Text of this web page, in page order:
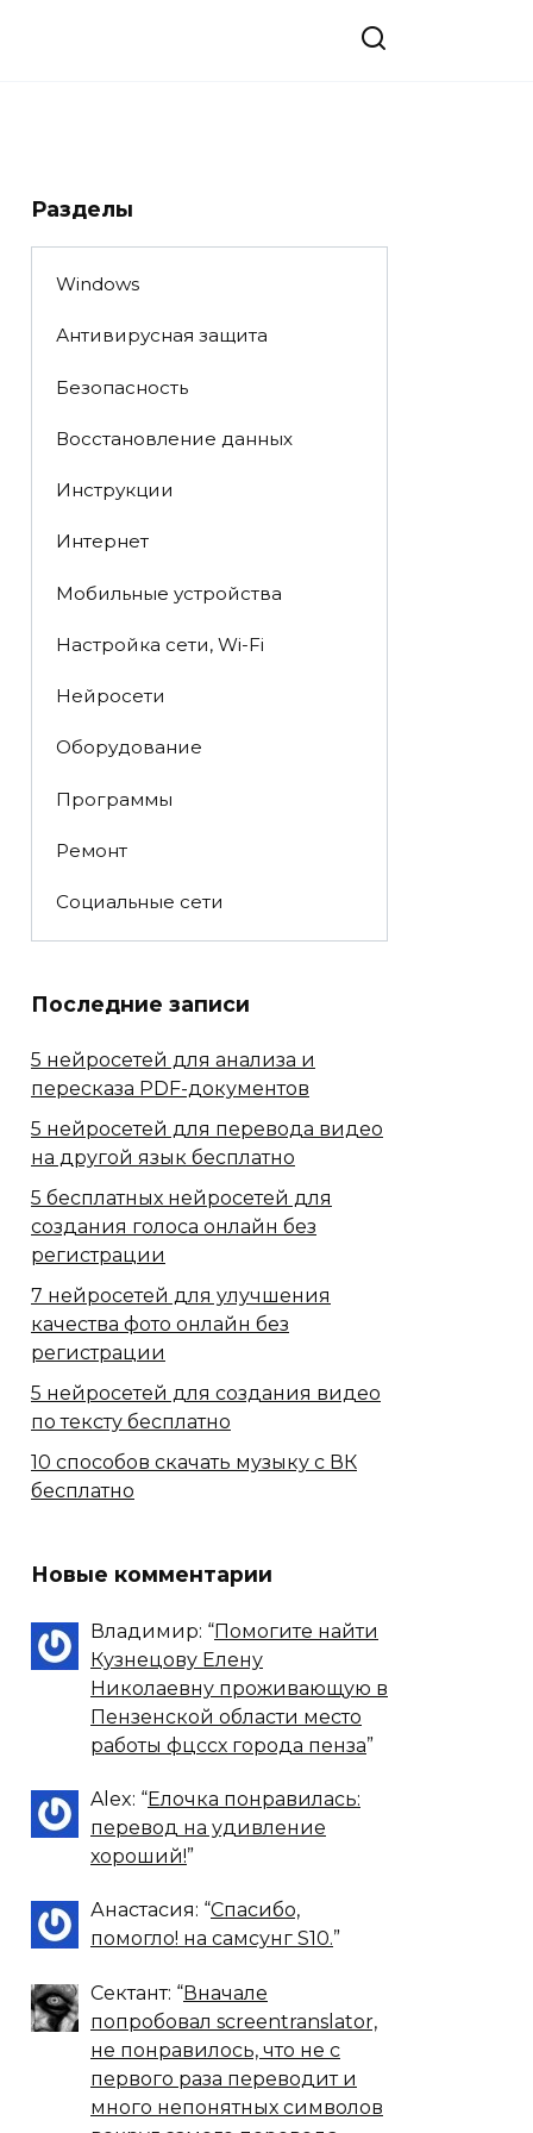
Разделы
Windows
Антивирусная защита
Безопасность
Восстановление данных
Инструкции
Интернет
Мобильные устройства
Настройка сети, Wi-Fi
Нейросети
Оборудование
Программы
Ремонт
Социальные сети
Последние записи
5 нейросетей для анализа и
пересказа PDF-документов
5 нейросетей для перевода видео
на другой язык бесплатно
5 бесплатных нейросетей для
создания голоса онлайн без
регистрации
7 нейросетей для улучшения
качества фото онлайн без
регистрации
5 нейросетей для создания видео
по тексту бесплатно
10 способов скачать музыку с ВК
бесплатно
Новые комментарии
Владимир: “Помогите найти
Кузнецову Елену
Николаевну проживающую в
Пензенской области место
работы фцссх города пенза”
Alex: “Елочка понравилась:
перевод на удивление
хороший!”
Анастасия: “Спасибо,
помогло! на самсунг S10.”
Сектант: “Вначале
попробовал screentranslator,
не понравилось, что не с
первого раза переводит и
много непонятных символов